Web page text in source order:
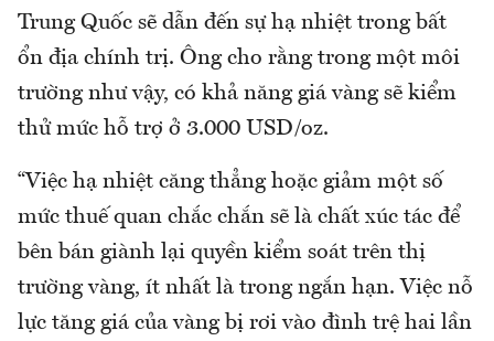
Trung Quốc sẽ dẫn đến sự hạ nhiệt trong bất
ổn địa chính trị. Ông cho rằng trong một môi
trường như vậy, có khả năng giá vàng sẽ kiểm
thử mức hỗ trợ ở 3.000 USD/oz.
“Việc hạ nhiệt căng thẳng hoặc giảm một số
mức thuế quan chắc chắn sẽ là chất xúc tác để
bên bán giành lại quyền kiểm soát trên thị
trường vàng, ít nhất là trong ngắn hạn. Việc nỗ
lực tăng giá của vàng bị rơi vào đình trệ hai lần